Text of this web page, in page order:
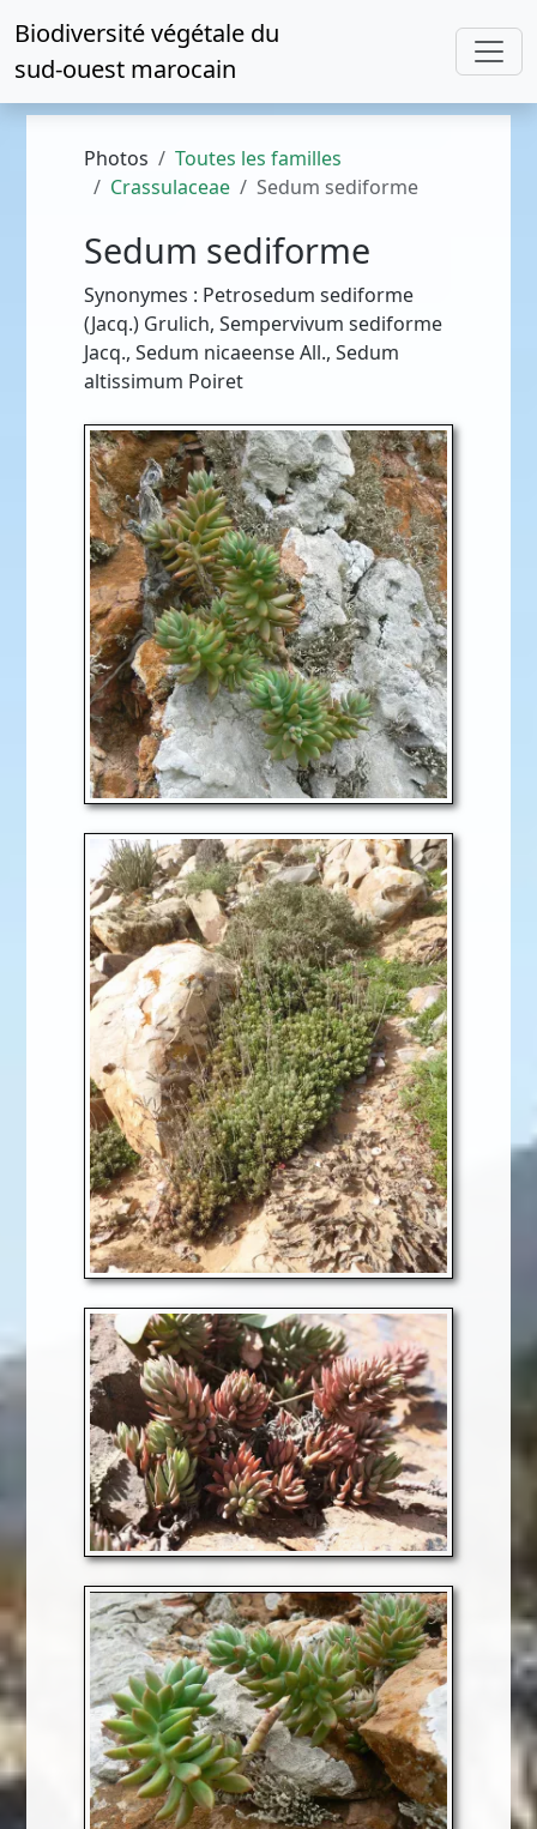
Biodiversité végétale du
sud-ouest marocain
Photos
Toutes les familles
Crassulaceae
Sedum sediforme
Sedum sediforme
Synonymes : Petrosedum sediforme
(Jacq.) Grulich, Sempervivum sediforme
Jacq., Sedum nicaeense All., Sedum
altissimum Poiret